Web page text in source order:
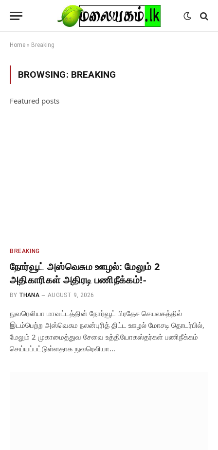
Home » Breaking
BROWSING: BREAKING
Featured posts
BREAKING
நோர்வூட் அஸ்வெசும ஊழல்: மேலும் 2
அதிகாரிகள் அதிரடி பணிநீக்கம்!-
BY THANA AUGUST 9, 2026
நுவரெலியா மாவட்டத்தின் நோர்வூட் பிரதேச செயலகத்தில்
இடம்பெற்ற அஸ்வெசும நலன்புரித் திட்ட ஊழல் மோசடி தொடர்பில்,
மேலும் 2 முகாமைத்துவ சேவை உத்தியோகஸ்தர்கள் பணிநீக்கம்
செய்யப்பட்டுள்ளதாக நுவரெலியா…